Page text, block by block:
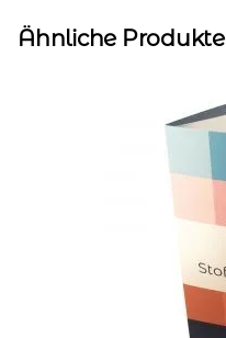
(Pulli)
Ähnliche Produkte